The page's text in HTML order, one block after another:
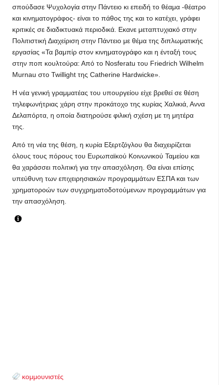
σπούδασε Ψυχολογία στην Πάντειο κι επειδή το θέαμα -θέατρο
και κινηματογράφος- είναι το πάθος της και το κατέχει, γράφει
κριτικές σε διαδικτυακά περιοδικά. Εκανε μεταπτυχιακό στην
Πολιτιστική Διαχείριση στην Πάντειο με θέμα της διπλωματικής
εργασίας «Τα βαμπίρ στον κινηματογράφο και η ένταξή τους
στην ποπ κουλτούρα: Από το Nosferatu του Friedrich Wilhelm
Murnau στο Twillight της Catherine Hardwicke».
Η νέα γενική γραμματέας του υπουργείου είχε βρεθεί σε θέση
τηλεφωνήτριας χάρη στην προκάτοχο της κυρίας Χαλικιά, Αννα
Δελαπόρτα, η οποία διατηρούσε φιλική σχέση με τη μητέρα
της.
Από τη νέα της θέση, η κυρία Εξερτζόγλου θα διαχειρίζεται
όλους τους πόρους του Ευρωπαϊκού Κοινωνικού Ταμείου και
θα χαράσσει πολιτική για την απασχόληση. Θα είναι επίσης
υπεύθυνη των επιχειρησιακών προγραμμάτων ΕΣΠΑ και των
χρηματοροών των συγχρηματοδοτούμενων προγραμμάτων για
την απασχόληση.
κομμουνιστές